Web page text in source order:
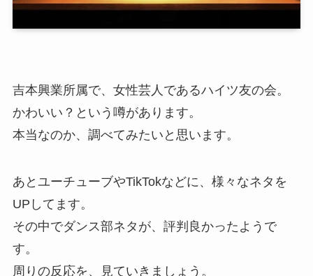
吉本興業所属で、女性芸人であるハイツ友の会。
かわいい？という噂があります。
本当なのか、調べてみたいと思います。
あとユーチューブやTikTokなどに、様々なネタを
UPしてます。
その中でダンス部ネタが、評判良かったようで
す。
周りの反応を、見ていきましょう。